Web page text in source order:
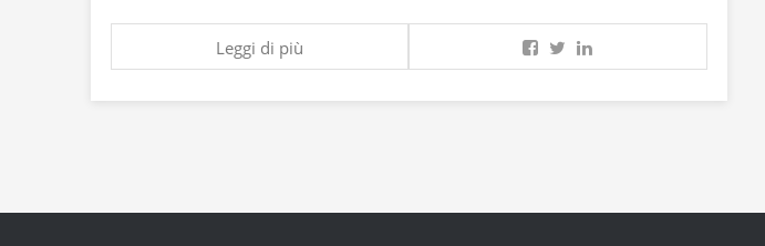
Leggi di più